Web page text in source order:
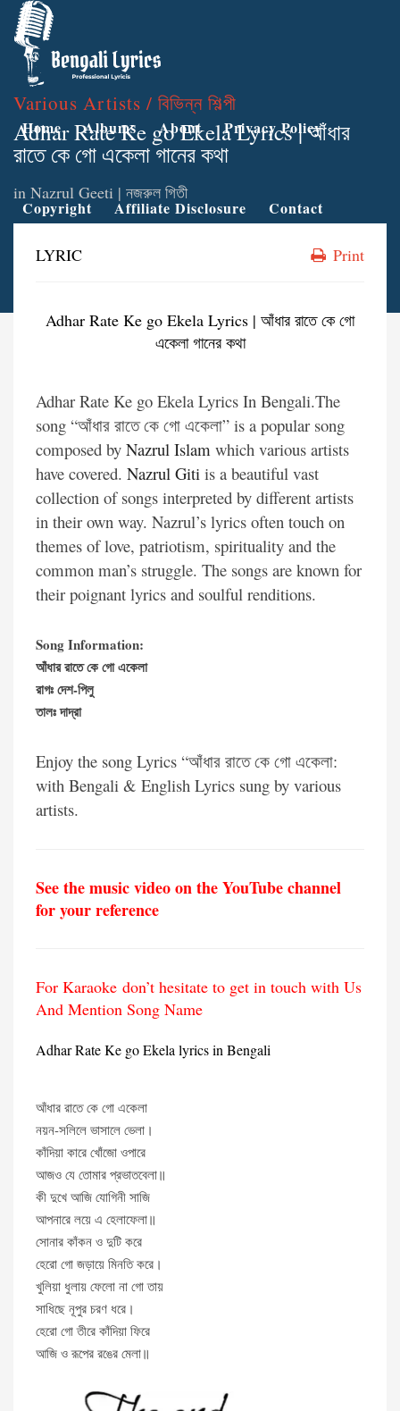
Home Albums About Privacy Policy
Copyright Affiliate Disclosure Contact
Various Artists / বিভিন্ন শিল্পী
Adhar Rate Ke go Ekela Lyrics | আঁধার
রাতে কে গো একেলা গানের কথা
in Nazrul Geeti | নজরুল গিতী
LYRIC Print
Adhar Rate Ke go Ekela Lyrics | আঁধার রাতে কে গো
একেলা গানের কথা
Adhar Rate Ke go Ekela Lyrics In Bengali.The
song “আঁধার রাতে কে গো একেলা” is a popular song
composed by Nazrul Islam which various artists
have covered. Nazrul Giti is a beautiful vast
collection of songs interpreted by different artists
in their own way. Nazrul’s lyrics often touch on
themes of love, patriotism, spirituality and the
common man’s struggle. The songs are known for
their poignant lyrics and soulful renditions.
Song Information:
আঁধার রাতে কে গো একেলা
রাগঃ দেশ-পিলু
তালঃ দাদ্‌রা
Enjoy the song Lyrics “আঁধার রাতে কে গো একেলা:
with Bengali & English Lyrics sung by various
artists.
See the music video on the YouTube channel
for your reference
For Karaoke don’t hesitate to get in touch with Us
And Mention Song Name
Adhar Rate Ke go Ekela lyrics in Bengali
আঁধার রাতে কে গো একেলা
নয়ন-সলিলে ভাসালে ভেলা।
কাঁদিয়া কারে খোঁজো ওপারে
আজও যে তোমার প্রভাতবেলা॥
কী দুখে আজি যোগিনী সাজি
আপনারে লয়ে এ হেলাফেলা॥
সোনার কাঁকন ও দুটি করে
হেরো গো জড়ায়ে মিনতি করে।
খুলিয়া ধুলায় ফেলো না গো তায়
সাধিছে নূপুর চরণ ধরে।
হেরো গো তীরে কাঁদিয়া ফিরে
আজি ও রূপের রঙের মেলা॥